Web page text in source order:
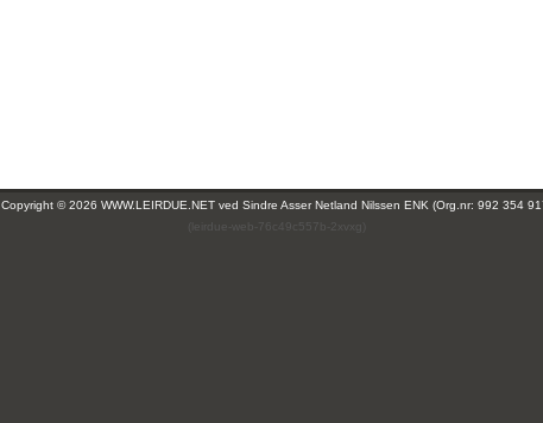
Copyright © 2026 WWW.LEIRDUE.NET ved Sindre Asser Netland Nilssen ENK (Org.nr: 992 354
(leirdue-web-76c49c557b-2xvxg)